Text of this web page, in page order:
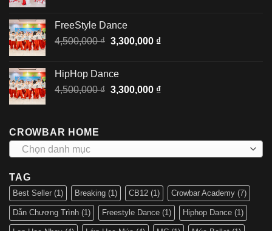
4,500,000 ₫.
3,300,000 ₫.
FreeStyle Dance
4,500,000₫ Giá
4,500,000 ₫.
3,300,000 ₫Giá
3,300,000 ₫.
HipHop Dance
4,500,000₫ Giá
3,300,000 ₫Giá
3,300,000 ₫.
CROWBAR HOME
Chọn danh mục
TAG
Best Seller (1) Breaking (1) CB12 (1) Crowbar Academy (7)
Dẫn Chương Trình (1) Freestyle Dance (1) Hiphop Dance (1)